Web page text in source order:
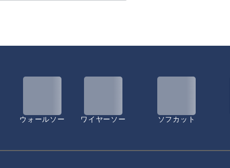
ウォールソー ワイヤーソー ソフカット